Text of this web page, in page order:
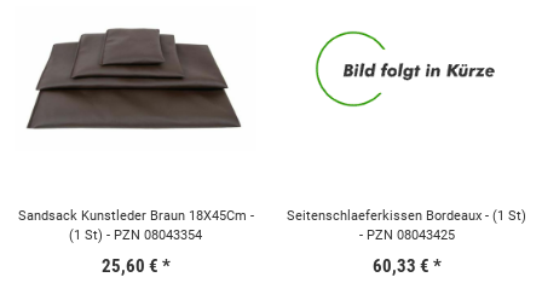
Sandsack Kunstleder Braun 18X45Cm -
(1 St) - PZN 08043354
25,60 € *
Seitenschlaeferkissen Bordeaux - (1 St)
- PZN 08043425
60,33 € *